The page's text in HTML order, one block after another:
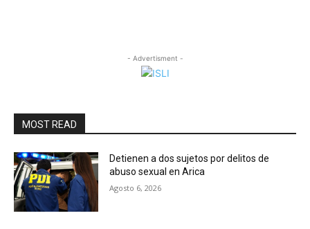
- Advertisment -
MOST READ
Detienen a dos sujetos por delitos de
abuso sexual en Arica
Agosto 6, 2026